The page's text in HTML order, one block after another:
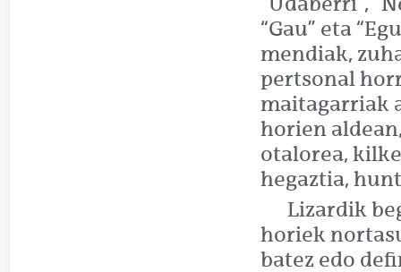
“Gau” eta
mendiak,
pertsonal
maitagarriak
horien
otalorea,
hegaztia,
Lizardik
horiek
batez edo